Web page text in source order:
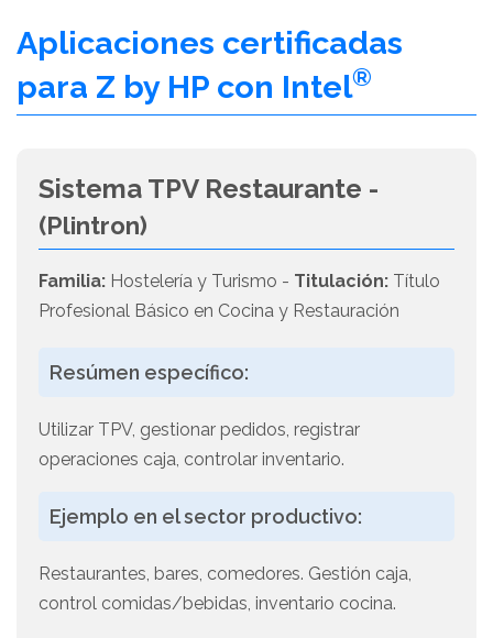
Aplicaciones certificadas
para Z by HP con Intel®
Sistema TPV Restaurante -
(Plintron)
Familia: Hostelería y Turismo - Titulación: Título
Profesional Básico en Cocina y Restauración
Resúmen específico:
Utilizar TPV, gestionar pedidos, registrar
operaciones caja, controlar inventario.
Ejemplo en el sector productivo:
Restaurantes, bares, comedores. Gestión caja,
control comidas/bebidas, inventario cocina.